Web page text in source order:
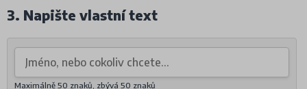
3. Napište vlastní text
Maximálně 50 znaků, zbývá 50 znaků